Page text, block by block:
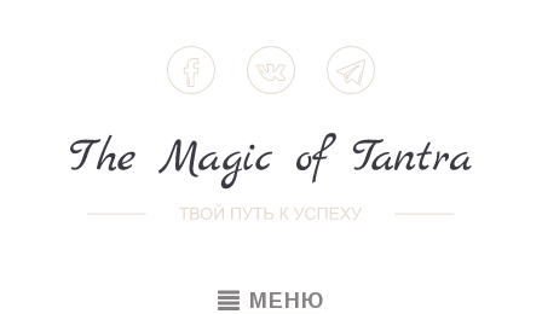
TOGGLE
МЕНЮ